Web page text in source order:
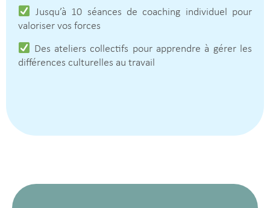
Jusqu’à 10 séances de coaching individuel pour
valoriser vos forces
Des ateliers collectifs pour apprendre à gérer les
différences culturelles au travail